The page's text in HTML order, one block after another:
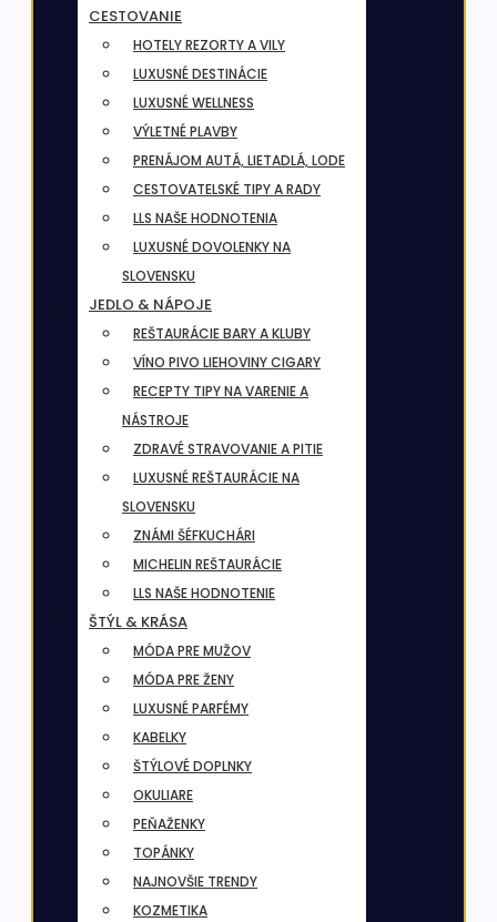
CESTOVANIE
HOTELY REZORTY A VILY
LUXUSNÉ DESTINÁCIE
LUXUSNÉ WELLNESS
VÝLETNÉ PLAVBY
PRENÁJOM AUTÁ, LIETADLÁ, LODE
CESTOVATELSKÉ TIPY A RADY
LLS NAŠE HODNOTENIA
LUXUSNÉ DOVOLENKY NA
SLOVENSKU
JEDLO & NÁPOJE
REŠTAURÁCIE BARY A KLUBY
VÍNO PIVO LIEHOVINY CIGARY
RECEPTY TIPY NA VARENIE A
NÁSTROJE
ZDRAVÉ STRAVOVANIE A PITIE
LUXUSNÉ REŠTAURÁCIE NA
SLOVENSKU
ZNÁMI ŠÉFKUCHÁRI
MICHELIN REŠTAURÁCIE
LLS NAŠE HODNOTENIE
ŠTÝL & KRÁSA
MÓDA PRE MUŽOV
MÓDA PRE ŽENY
LUXUSNÉ PARFÉMY
KABELKY
ŠTÝLOVÉ DOPLNKY
OKULIARE
PEŇAŽENKY
TOPÁNKY
NAJNOVŠIE TRENDY
KOZMETIKA